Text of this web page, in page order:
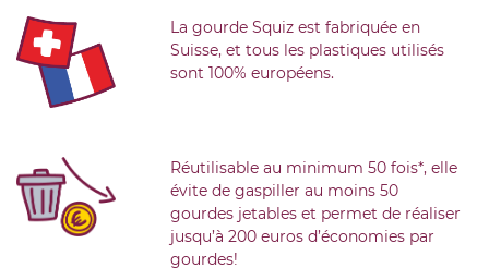
La gourde Squiz est fabriquée en
Suisse, et tous les plastiques utilisés
sont 100% européens.
Réutilisable au minimum 50 fois*, elle
évite de gaspiller au moins 50
gourdes jetables et permet de réaliser
jusqu’à 200 euros d’économies par
gourdes!